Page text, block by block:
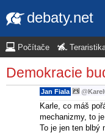
debaty.net
Počítače
Demokracie
Jan Fiala @
Karle, co máš
mechanizmy, to
To je jen ten blbý